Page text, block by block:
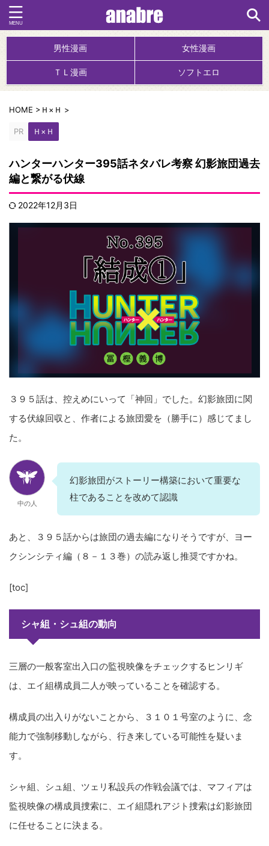
男性漫画 女性漫画
ＴＬ漫画 ソフトエロ
HOME > Ｈ×Ｈ >
PR Ｈ×Ｈ
ハンターハンター395話ネタバレ考察 幻影旅団過去
編と繋がる伏線
2022年12月3日
３９５話は、控えめにいって「神回」でした。幻影旅団に関
する伏線回収と、作者による旅団愛を（勝手に）感じてまし
た。
中の人
幻影旅団がストーリー構築において重要な
柱であることを改めて認識
あと、３９５話からは旅団の過去編になりそうですが、ヨー
クシンシティ編（８－１３巻）の読み返し推奨ですかね。
[toc]
シャ組・シュ組の動向
三層の一般客室出入口の監視映像をチェックするヒンリギ
は、エイ組構成員二人が映っていることを確認する。
構成員の出入りがないことから、３１０１号室のように、念
能力で強制移動しながら、行き来している可能性を疑いま
す。
シャ組、シュ組、ツェリ私設兵の作戦会議では、マフィアは
監視映像の構成員捜索に、エイ組隠れアジト捜索は幻影旅団
に任せることに決まる。